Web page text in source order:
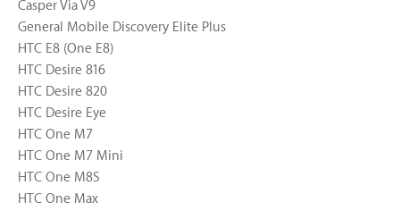
Casper Via V9
General Mobile Discovery Elite Plus
HTC E8 (One E8)
HTC Desire 816
HTC Desire 820
HTC Desire Eye
HTC One M7
HTC One M7 Mini
HTC One M8S
HTC One Max